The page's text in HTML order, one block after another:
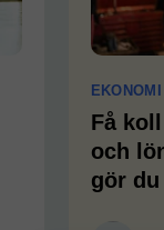
Få
och
gör du